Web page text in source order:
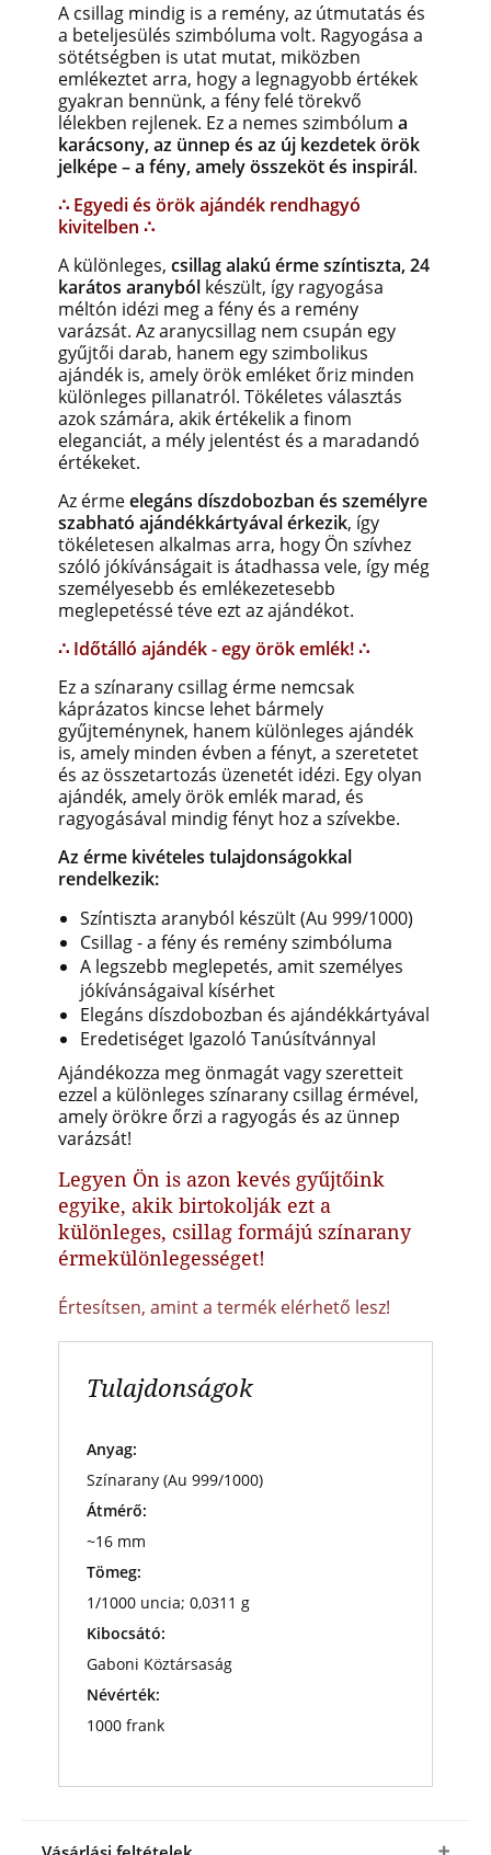
A csillag mindig is a remény, az útmutatás és
a beteljesülés szimbóluma volt. Ragyogása a
sötétségben is utat mutat, miközben
emlékeztet arra, hogy a legnagyobb értékek
gyakran bennünk, a fény felé törekvő
lélekben rejlenek. Ez a nemes szimbólum a
karácsony, az ünnep és az új kezdetek örök
jelképe – a fény, amely összeköt és inspirál.
∴ Egyedi és örök ajándék rendhagyó
kivitelben ∴
A különleges, csillag alakú érme színtiszta, 24
karátos aranyból készült, így ragyogása
méltón idézi meg a fény és a remény
varázsát. Az aranycsillag nem csupán egy
gyűjtői darab, hanem egy szimbolikus
ajándék is, amely örök emléket őriz minden
különleges pillanatról. Tökéletes választás
azok számára, akik értékelik a finom
eleganciát, a mély jelentést és a maradandó
értékeket.
Az érmeelegáns díszdobozban és személyre
szabható ajándékkártyával érkezik, így
tökéletesen alkalmas arra, hogy Ön szívhez
szóló jókívánságait is átadhassa vele, így még
személyesebb és emlékezetesebb
meglepetéssé téve ezt az ajándékot.
∴ Időtálló ajándék - egy örök emlék! ∴
Ez a színarany csillag érme nemcsak
káprázatos kincse lehet bármely
gyűjteménynek, hanem különleges ajándék
is, amely minden évben a fényt, a szeretetet
és az összetartozás üzenetét idézi. Egy olyan
ajándék, amely örök emlék marad, és
ragyogásával mindig fényt hoz a szívekbe.
Az érme kivételes tulajdonságokkal
rendelkezik:
Színtiszta aranyból készült (Au 999/1000)
Csillag - a fény és remény szimbóluma
A legszebb meglepetés, amit személyes
jókívánságaival kísérhet
Elegáns díszdobozban és ajándékkártyával
Eredetiséget Igazoló Tanúsítvánnyal
Ajándékozza meg önmagát vagy szeretteit
ezzel a különleges színarany csillag érmével,
amely örökre őrzi a ragyogás és az ünnep
varázsát!
Legyen Ön is azon kevés gyűjtőink
egyike, akik birtokolják ezt a
különleges, csillag formájú színarany
érmekülönlegességet!
Értesítsen, amint a termék elérhető lesz!
Tulajdonságok
Anyag:
Színarany (Au 999/1000)
Átmérő:
~16 mm
Tömeg:
1/1000 uncia; 0,0311 g
Kibocsátó:
Gaboni Köztársaság
Névérték:
1000 frank